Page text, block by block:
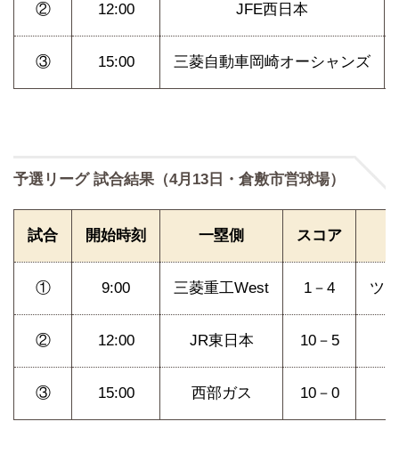
② 12:00 JFE西日本
③ 15:00 三菱自動車岡崎オーシャンズ
予選リーグ 試合結果（4月13日・倉敷市営球場）
試合 開始時刻 一塁側 スコア
① 9:00 三菱重工West 1－4 ツ
② 12:00 JR東日本 10－5
③ 15:00 西部ガス 10－0